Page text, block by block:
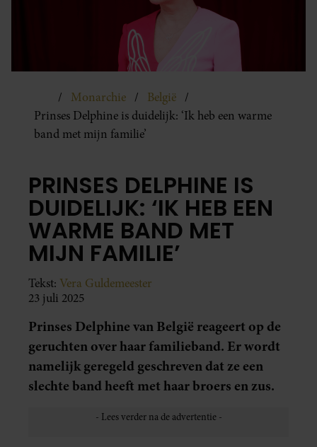
Monarchie
België
Prinses Delphine is duidelijk: ‘Ik heb een warme
band met mijn familie’
PRINSES DELPHINE IS
DUIDELIJK: ‘IK HEB EEN
WARME BAND MET
MIJN FAMILIE’
Tekst: Vera Guldemeester
23 juli 2025
Prinses Delphine van België reageert op de
geruchten over haar familieband. Er wordt
namelijk geregeld geschreven dat ze een
slechte band heeft met haar broers en zus.